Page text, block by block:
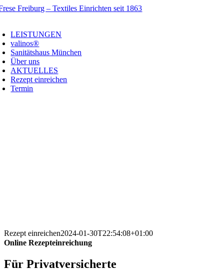
Zum
LEISTUNGEN
valinos®
Sanitätshaus München
Über uns
AKTUELLES
Rezept einreichen
Termin
Rezept einreichen2024-01-30T22:54:08+01:00
Online Rezepteinreichung
Für Privatversicherte